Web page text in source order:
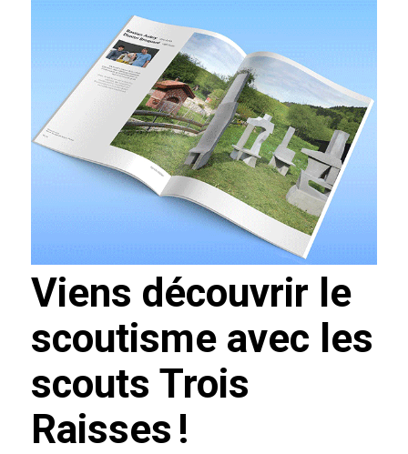
Viens découvrir le
scoutisme avec les
scouts Trois
Raisses !